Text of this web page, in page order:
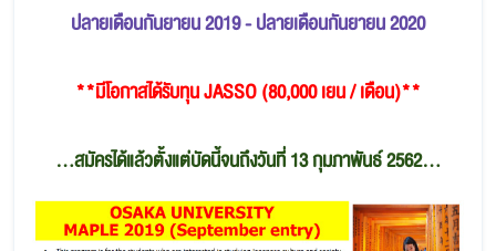
ปลายเดือนกันยายน 2019 - ปลายเดือนกันยายน 2020
**มีโอกาสได้รับทุน JASSO (80,000 เยน / เดือน)**
...สมัครได้แล้วตั้งแต่บัดนี้จนถึงวันที่ 13 กุมภาพันธ์ 2562...